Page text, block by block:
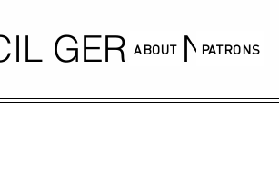
GERMANY
ABOUT PATRONS